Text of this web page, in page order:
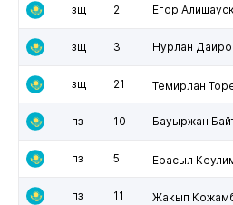
зщ 2 Егор
зщ 3 Нурлан
зщ 21 Темирлан
пз 10 Бауыржан
пз 5 Ерасыл
пз 11 Жакып